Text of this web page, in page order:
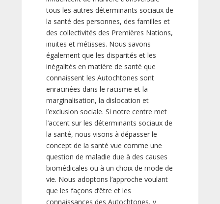
tous les autres déterminants sociaux de
la santé des personnes, des familles et
des collectivités des Premières Nations,
inuites et métisses. Nous savons
également que les disparités et les
inégalités en matière de santé que
connaissent les Autochtones sont
enracinées dans le racisme et la
marginalisation, la dislocation et
l’exclusion sociale. Si notre centre met
l’accent sur les déterminants sociaux de
la santé, nous visons à dépasser le
concept de la santé vue comme une
question de maladie due à des causes
biomédicales ou à un choix de mode de
vie. Nous adoptons l’approche voulant
que les façons d’être et les
connaissances des Autochtones, y